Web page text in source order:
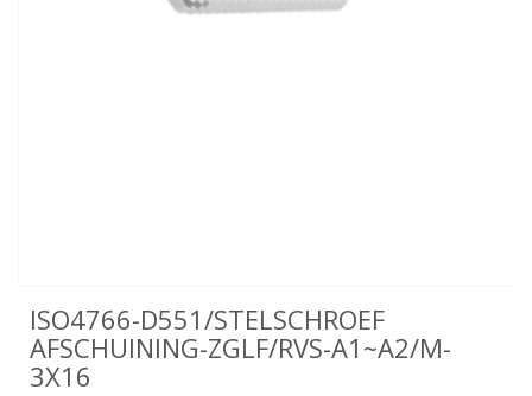
ISO4766-D551/STELSCHROEF
AFSCHUINING-ZGLF/RVS-A1~A2/M-
3X16